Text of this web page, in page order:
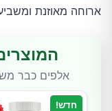
ארוחה מאוזנת
אלפים כבר
חדש!